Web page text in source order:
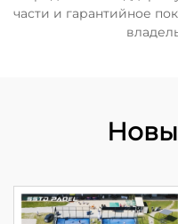
части и гарантийное